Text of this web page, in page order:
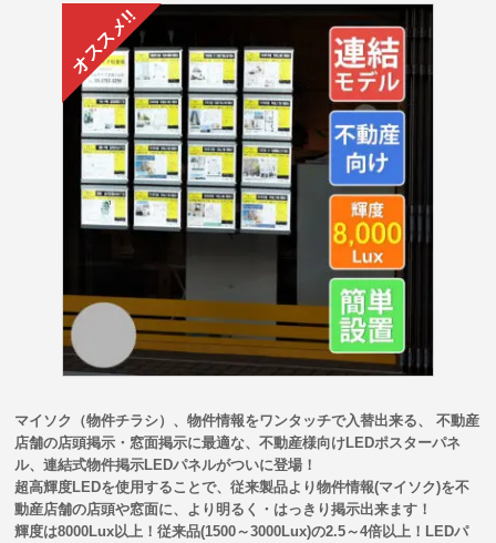
マイソク（物件チラシ）、物件情報をワンタッチで入替出来る、 不動産
店舗の店頭掲示・窓面掲示に最適な、不動産様向けLEDポスターパネ
ル、連結式物件掲示LEDパネルがついに登場！
超高輝度LEDを使用することで、従来製品より物件情報(マイソク)を不
動産店舗の店頭や窓面に、より明るく・はっきり掲示出来ます！
輝度は8000Lux以上！従来品(1500～3000Lux)の2.5～4倍以上！LEDパ